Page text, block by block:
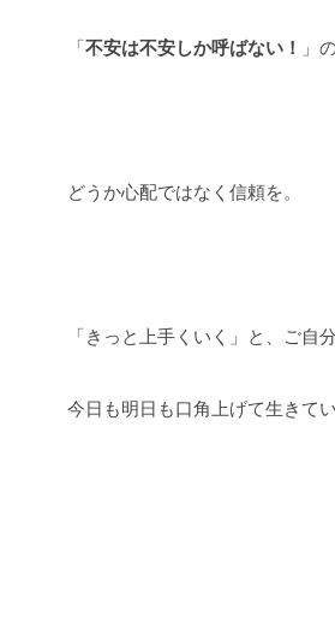
「不安は不安しか呼ばない！ 」
どうか心配ではなく信頼を。
「きっと上手くいく」と、ご自
今日も明日も口角上げて生きて